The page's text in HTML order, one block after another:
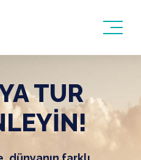
TUR